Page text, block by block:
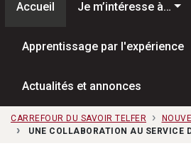
Accueil Je m’intéresse à…
Apprentissage par l'expérience
Actualités et annonces
CARREFOUR DU SAVOIR TELFER
UNE COLLABORATION AU SERVICE